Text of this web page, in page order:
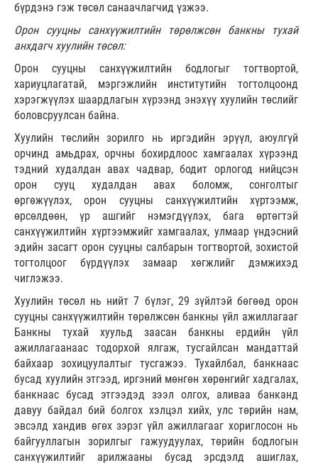
бүрдэнэ гэж төсөл санаачлагчид үзжээ.
Орон сууцны санхүүжилтийн төрөлжсөн банкны тухай
анхдагч хуулийн төсөл:
Орон сууцны санхүүжилтийн бодлогыг тогтвортой,
хариуцлагатай, мэргэжлийн институтийн тогтолцоонд
хэрэгжүүлэх шаардлагын хүрээнд энэхүү хуулийн төслийг
боловсруулсан байна.
Хуулийн төслийн зорилго нь иргэдийн эрүүл, аюулгүй
орчинд амьдрах, орчны бохирдлоос хамгаалах хүрээнд
тэдний худалдан авах чадвар, бодит орлогод нийцсэн
орон сууц худалдан авах боломж, сонголтыг
өргөжүүлэх, орон сууцны санхүүжилтийн хүртээмж,
өрсөлдөөн, үр ашгийг нэмэгдүүлэх, бага өртөгтэй
санхүүжилтийн хүртээмжийг хамгаалах, улмаар үндэсний
эдийн засагт орон сууцны салбарын тогтвортой, зохистой
тогтолцоог бүрдүүлэх замаар хөгжлийг дэмжихэд
чиглэжээ.
Хуулийн төсөл нь нийт 7 бүлэг, 29 зүйлтэй бөгөөд орон
сууцны санхүүжилтийн төрөлжсөн банкны үйл ажиллагааг
Банкны тухай хуульд заасан банкны ердийн үйл
ажиллагаанаас тодорхой ялгаж, тусгайлсан мандаттай
байхаар зохицуулалтыг тусгажээ. Тухайлбал, банкнаас
бусад хуулийн этгээд, иргэний мөнгөн хөрөнгийг хадгалах,
банкнаас бусад этгээдэд зээл олгох, аливаа банканд
давуу байдал бий болгох хэлцэл хийх, улс төрийн нам,
эвсэлд хандив өгөх зэрэг үйл ажиллагааг хориглосон нь
байгууллагын зорилгыг гажуудуулах, төрийн бодлогын
санхүүжилтийг арилжааны бусад эрсдэлд ашиглах,